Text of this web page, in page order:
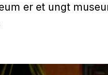
er et ungt